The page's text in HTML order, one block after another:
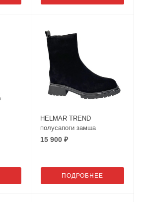
HELMAR TREND
полусапоги замша
15 900 ₽
ПОДРОБНЕЕ